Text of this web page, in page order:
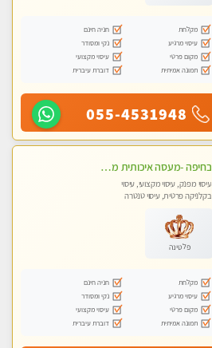
מקלחת
חניה חינם
עיסוי מרגיע
נקי ומסודר
מקום פרטי
עיסוי מקצועי
תמונה אמיתית
דוברת עיברית
055-4531948
בחיפה -מעסה איכותית מקצועית ומפנקת. פרטי לחלוטין!!
עיסוי מפנק, עיסוי מקצועי, עיסוי
בקלניקה פרטית, עיסוי טנטרה
פלטינה
מקלחת
חניה חינם
עיסוי מרגיע
נקי ומסודר
מקום פרטי
עיסוי מקצועי
תמונה אמיתית
דוברת עיברית